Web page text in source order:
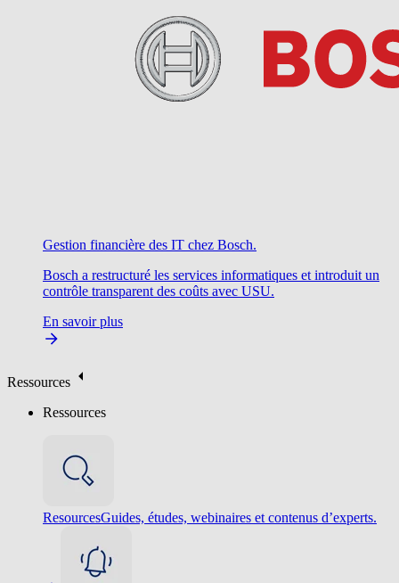
Gestion financière des IT chez Bosch.
Bosch a restructuré les services informatiques et introduit un
contrôle transparent des coûts avec USU.
En savoir plus
Ressources
Ressources
ResourcesGuides, études, webinaires et contenus d’experts.